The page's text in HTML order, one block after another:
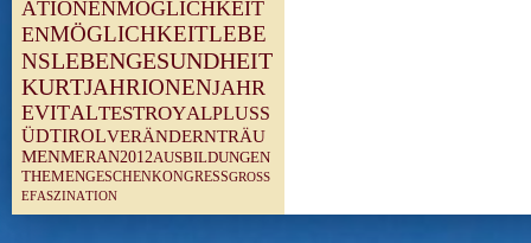
ATIONENMÖGLICHKEIT
ENMÖGLICHKEITLEBE
NSLEBENGESUNDHEIT
KURTJAHRIONENJAHR
EVITALTESTROYALPLUSS
ÜDTIROLVERÄNDERNTRÄU
MENMERAN2012AUSBILDUNGEN
THEMENGESCHENKONGRESSGROSS
EFASZINATION